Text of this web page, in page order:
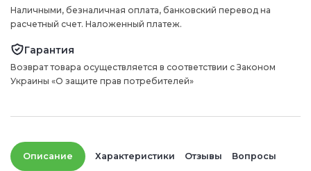
Наличными, безналичная оплата, банковский перевод на
расчетный счет. Наложенный платеж.
Гарантия
Возврат товара осуществляется в соответствии с Законом
Украины «О защите прав потребителей»
Описание Характеристики Отзывы Вопросы